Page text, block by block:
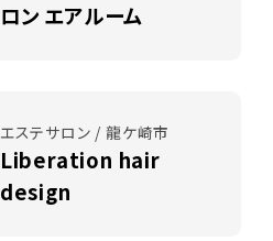
ロン エアルーム
エステサロン / 龍ケ崎市
Liberation hair
design